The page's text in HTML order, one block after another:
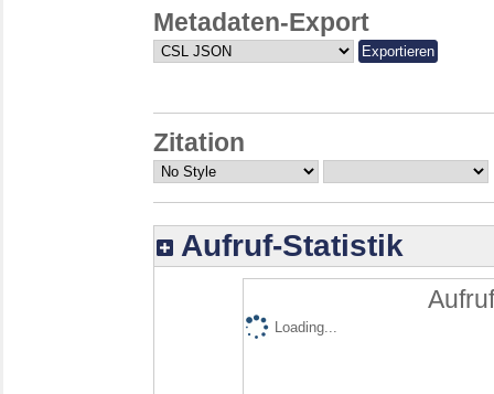
Metadaten-Export
Zitation
Aufruf-Statistik
Loading...